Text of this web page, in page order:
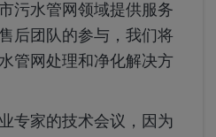
污水管网领域提供服务
后团队的参与，我们将
管网处理和净化解决方
专家的技术会议，因为